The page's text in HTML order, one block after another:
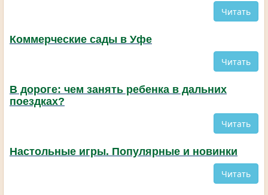
Читать
Коммерческие сады в Уфе
Читать
В дороге: чем занять ребенка в дальних
поездках?
Читать
Настольные игры. Популярные и новинки
Читать